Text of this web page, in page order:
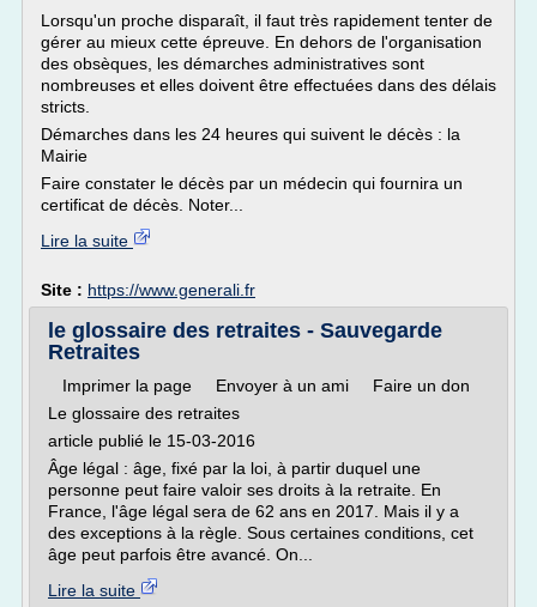
Lorsqu'un proche disparaît, il faut très rapidement tenter de
gérer au mieux cette épreuve. En dehors de l'organisation
des obsèques, les démarches administratives sont
nombreuses et elles doivent être effectuées dans des délais
stricts.
Démarches dans les 24 heures qui suivent le décès : la
Mairie
Faire constater le décès par un médecin qui fournira un
certificat de décès. Noter...
Lire la suite
Site : https://www.generali.fr
le glossaire des retraites - Sauvegarde
Retraites
Imprimer la page Envoyer à un ami Faire un don
Le glossaire des retraites
article publié le 15-03-2016
Âge légal : âge, fixé par la loi, à partir duquel une
personne peut faire valoir ses droits à la retraite. En
France, l'âge légal sera de 62 ans en 2017. Mais il y a
des exceptions à la règle. Sous certaines conditions, cet
âge peut parfois être avancé. On...
Lire la suite